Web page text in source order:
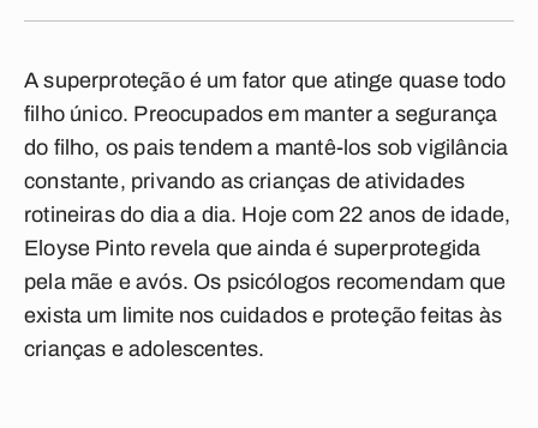
A superproteção é um fator que atinge quase todo
filho único. Preocupados em manter a segurança
do filho, os pais tendem a mantê-los sob vigilância
constante, privando as crianças de atividades
rotineiras do dia a dia. Hoje com 22 anos de idade,
Eloyse Pinto revela que ainda é superprotegida
pela mãe e avós. Os psicólogos recomendam que
exista um limite nos cuidados e proteção feitas às
crianças e adolescentes.